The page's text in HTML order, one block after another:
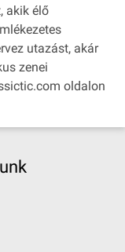
akik élő
utazást, akár
zenei
oldalon